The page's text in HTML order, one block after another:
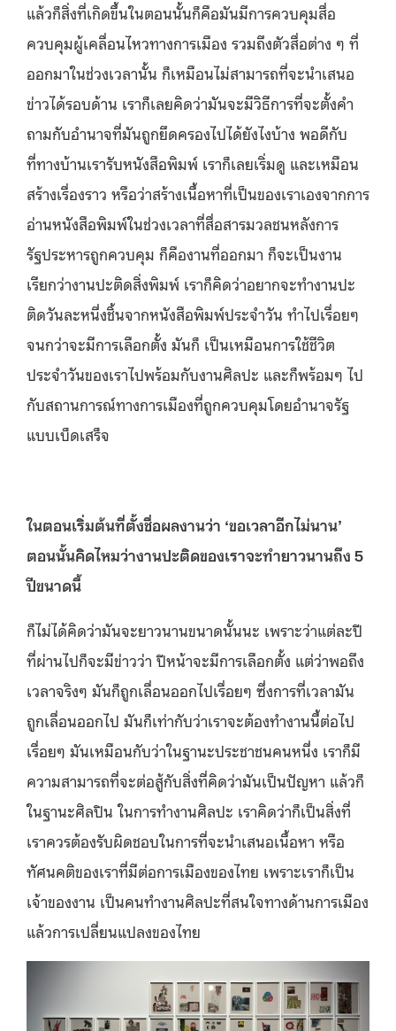
แล้วก็สิ่งที่เกิดขึ้นในตอนนั้นก็คือมันมีการควบคุมสื่อ
ควบคุมผู้เคลื่อนไหวทางการเมือง รวมถึงตัวสื่อต่าง ๆ ที่
ออกมาในช่วงเวลานั้น ก็เหมือนไม่สามารถที่จะนําเสนอ
ข่าวได้รอบด้าน เราก็เลยคิดว่ามันจะมีวิธีการที่จะตั้งคํา
ถามกับอำนาจที่มันถูกยึดครองไปได้ยังไงบ้าง พอดีกับ
ที่ทางบ้านเรารับหนังสือพิมพ์ เราก็เลยเริ่มดู และเหมือน
สร้างเรื่องราว หรือว่าสร้างเนื้อหาที่เป็นของเราเองจากการ
อ่านหนังสือพิมพ์ในช่วงเวลาที่สื่อสารมวลชนหลังการ
รัฐประหารถูกควบคุม ก็คืองานที่ออกมา ก็จะเป็นงาน
เรียกว่างานปะติดสิ่งพิมพ์ เราก็คิดว่าอยากจะทำงานปะ
ติดวันละหนึ่งชิ้นจากหนังสือพิมพ์ประจำวัน ทำไปเรื่อยๆ
จนกว่าจะมีการเลือกตั้ง มันก็ เป็นเหมือนการใช้ชีวิต
ประจำวันของเราไปพร้อมกับงานศิลปะ และก็พร้อมๆ ไป
กับสถานการณ์ทางการเมืองที่ถูกควบคุมโดยอำนาจรัฐ
แบบเบ็ดเสร็จ
ในตอนเริ่มต้นที่ตั้งชื่อผลงานว่า ‘ขอเวลาอีกไม่นาน’
ตอนนั้นคิดไหมว่างานปะติดของเราจะทำยาวนานถึง 5
ปีขนาดนี้
ก็ไม่ได้คิดว่ามันจะยาวนานขนาดนั้นนะ เพราะว่าแต่ละปี
ที่ผ่านไปก็จะมีข่าวว่า ปีหน้าจะมีการเลือกตั้ง แต่ว่าพอถึง
เวลาจริงๆ มันก็ถูกเลื่อนออกไปเรื่อยๆ ซึ่งการที่เวลามัน
ถูกเลื่อนออกไป มันก็เท่ากับว่าเราจะต้องทำงานนี้ต่อไป
เรื่อยๆ มันเหมือนกับว่าในฐานะประชาชนคนหนึ่ง เราก็มี
ความสามารถที่จะต่อสู้กับสิ่งที่คิดว่ามันเป็นปัญหา แล้วก็
ในฐานะศิลปิน ในการทำงานศิลปะ เราคิดว่าก็เป็นสิ่งที่
เราควรต้องรับผิดชอบในการที่จะนําเสนอเนื้อหา หรือ
ทัศนคติของเราที่มีต่อการเมืองของไทย เพราะเราก็เป็น
เจ้าของงาน เป็นคนทำงานศิลปะที่สนใจทางด้านการเมือง
แล้วการเปลี่ยนแปลงของไทย